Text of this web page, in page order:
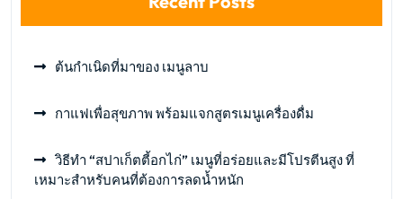
ต้นกำเนิดที่มาของ เมนูลาบ
กาแฟเพื่อสุขภาพ พร้อมแจกสูตรเมนูเครื่องดื่ม
วิธีทำ “สปาเก็ตตี้อกไก่” เมนูที่อร่อยและมีโปรตีนสูง ที่
เหมาะสำหรับคนที่ต้องการลดน้ำหนัก